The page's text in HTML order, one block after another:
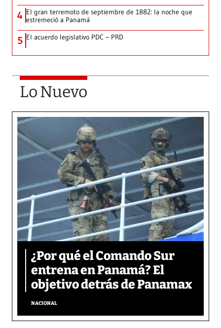
4 El gran terremoto de septiembre de 1882: la noche que
estremeció a Panamá
5 El acuerdo legislativo PDC – PRD
Lo Nuevo
¿Por qué el Comando Sur
entrena en Panamá? El
objetivo detrás de Panamax
NACIONAL